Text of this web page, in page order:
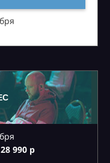
28990 р